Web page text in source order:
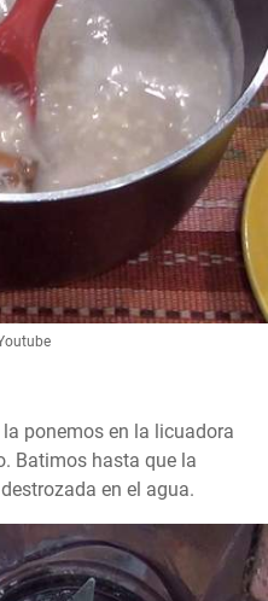
ponemos en la licuadora
Batimos hasta que la
en el agua.